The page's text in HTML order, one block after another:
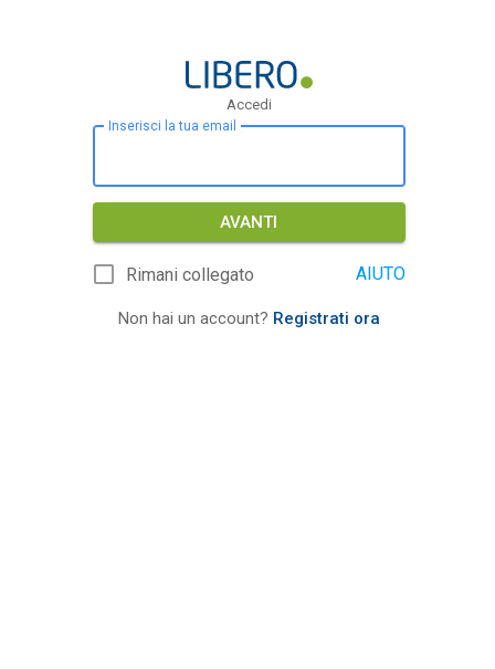
Accedi
Inserisci la tua email
AVANTI
Rimani collegato AIUTO
Non hai un account? Registrati ora